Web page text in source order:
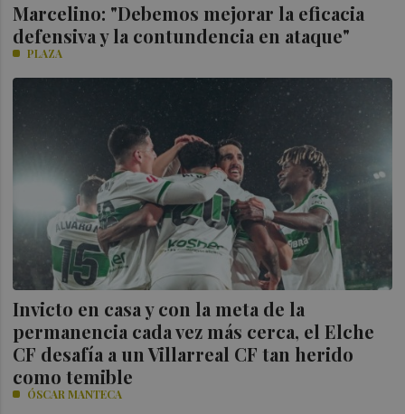
Marcelino: "Debemos mejorar la eficacia
defensiva y la contundencia en ataque"
PLAZA
Invicto en casa y con la meta de la
permanencia cada vez más cerca, el Elche
CF desafía a un Villarreal CF tan herido
como temible
ÓSCAR MANTECA